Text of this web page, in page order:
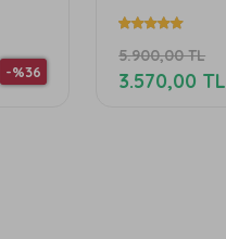
-%36
5.900,00 TL
3.570,00 TL